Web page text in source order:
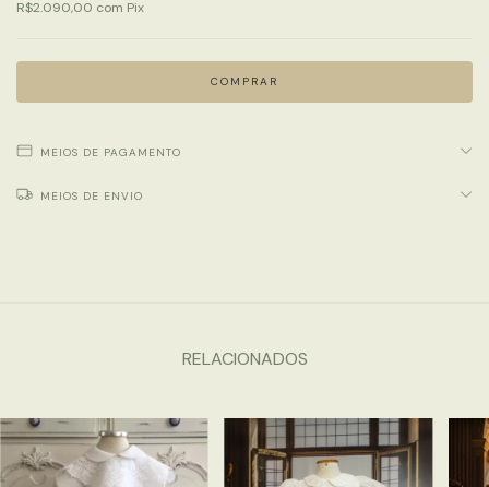
R$2.090,00 com Pix
MEIOS DE PAGAMENTO
MEIOS DE ENVIO
RELACIONADOS